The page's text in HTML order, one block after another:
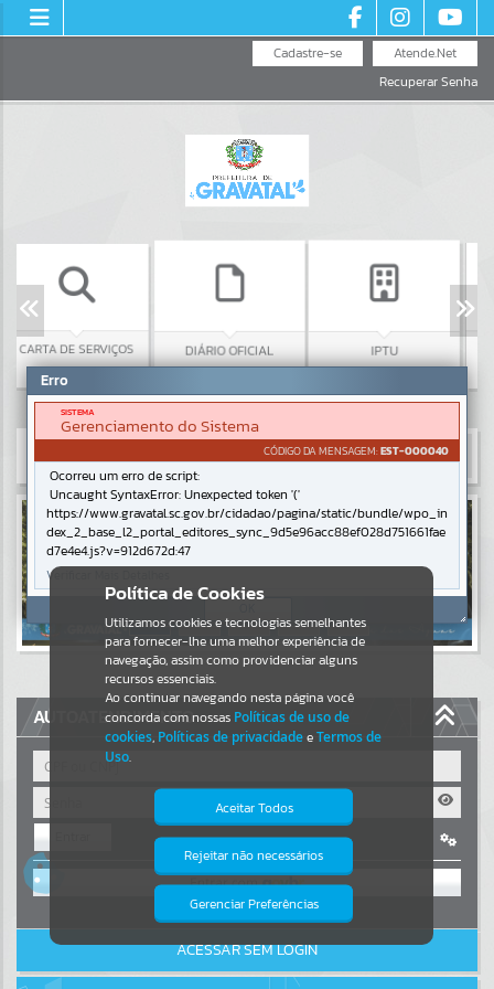
Atende.Net
Cadastre-se
Recuperar Senha
DE SERVIÇOS DIÁRIO OFICIAL
Resultados para""
Portais
Por favor, aguarde...
NOTÍCIAS
Por favor, aguarde...
Por favor, aguarde...
Por favor, aguarde...
AUTOATENDIMENTO
OU
Cadastre-se|Recuperar Senha
ACESSAR SEM LOGIN
Política de Cookies
Utilizamos cookies e tecnologias semelhantes
para fornecer-lhe uma melhor experiência de
navegação, assim como providenciar alguns
recursos essenciais.
Ao continuar navegando nesta página você
concorda com nossas Políticas de uso de
cookies, Políticas de privacidadeeTermos de
Uso.
Aceitar Todos
Rejeitar não necessários
Gerenciar Preferências
Isto significa que diversos recursos
providenciados poderão não estar
Erro
SISTEMA
Gerenciamento do Sistema
CÓDIGO DA MENSAGEM:EST-000040
Ocorreu um erro de script:
Uncaught SyntaxError: Unexpected token '('
https://www.gravatal.sc.gov.br/cidadao/pagina/static/bundle/wpo_in
dex_2_base_l2_portal_editores_sync_9d5e96acc88ef028d751661fae
d7e4e4.js?v=912d672d:47
Verificar Mais Detalhes